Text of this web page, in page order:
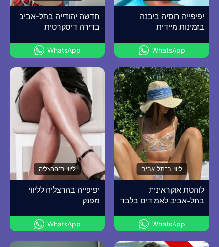
יפיפייה רוסיה ביבנה
בזמינות מיידית
WhatsApp
חדשה יהודייה בתל-אביב
בדירה דיסקרטית
WhatsApp
ליווי ב־תל אביב
לוהטת אוקראינית
בתל-אביב לאמידים בלבד
WhatsApp
ליווי ב־הרצליה
יפיפייה בהרצליה לליווי
מפנק
WhatsApp